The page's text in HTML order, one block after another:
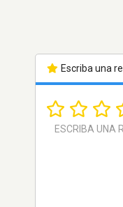
Escriba una